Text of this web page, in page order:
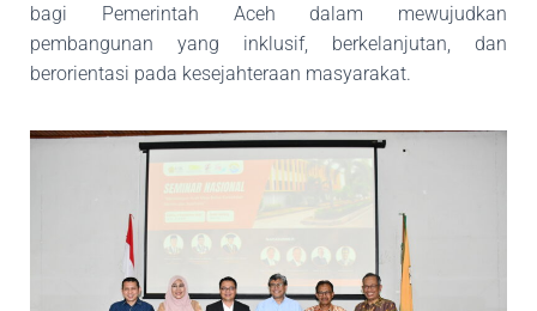
bagi Pemerintah Aceh dalam mewujudkan
pembangunan yang inklusif, berkelanjutan, dan
berorientasi pada kesejahteraan masyarakat.